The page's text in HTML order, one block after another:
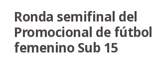
Ronda semifinal del
Promocional de fútbol
femenino Sub 15